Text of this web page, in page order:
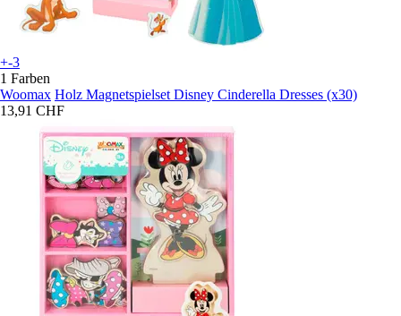
+-3
1 Farben
Woomax Holz Magnetspielset Disney Cinderella Dresses (x30)
13,91 CHF